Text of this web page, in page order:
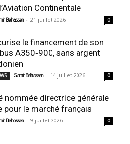
Continentale
Belhassen - 21 juillet 2026 0
le financement de son
A350‑900, sans argent
Samir Belhassen - 14 juillet 2026 0
nommée directrice générale
pour le marché français
Belhassen - 9 juillet 2026 0